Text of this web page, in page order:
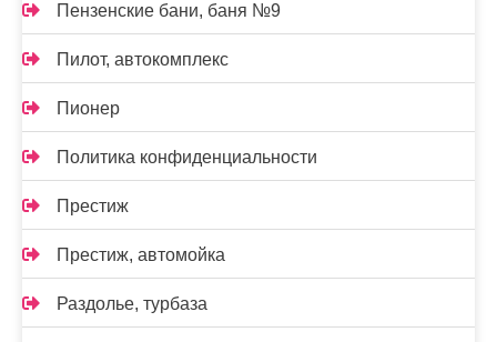
Пензенские бани, баня №9
Пилот, автокомплекс
Пионер
Политика конфиденциальности
Престиж
Престиж, автомойка
Раздолье, турбаза